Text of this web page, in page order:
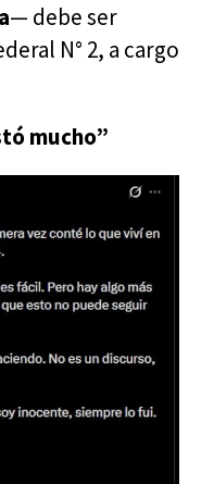
— debe ser
N° 2, a cargo
mucho”